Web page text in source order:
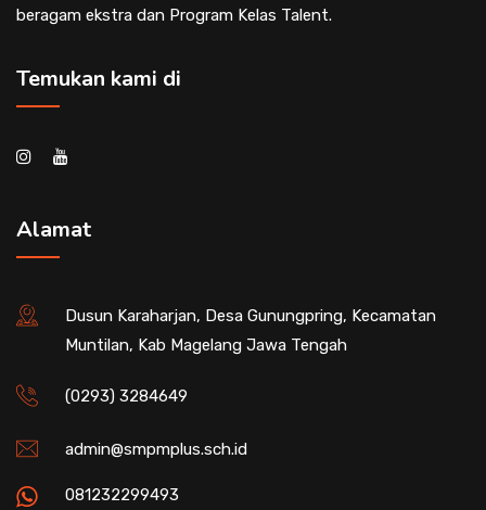
beragam ekstra dan Program Kelas Talent.
Temukan kami di
Alamat
Dusun Karaharjan, Desa Gunungpring, Kecamatan
Muntilan, Kab Magelang Jawa Tengah
(0293) 3284649
admin@smpmplus.sch.id
081232299493